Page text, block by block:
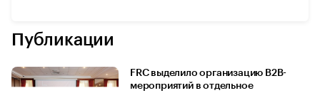
Публикации
FRC выделило организацию B2B-
мероприятий в отдельное